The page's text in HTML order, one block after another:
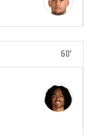
60'